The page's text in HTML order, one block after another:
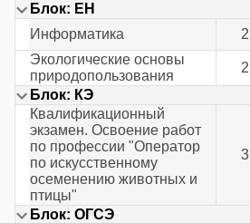
Блок: ЕН
Информатика
2
Экологические основы
природопользования
2
Блок: КЭ
Квалификационный
экзамен. Освоение работ
по профессии "Оператор
по искусственному
осеменению животных и
птицы"
3
Блок: ОГСЭ